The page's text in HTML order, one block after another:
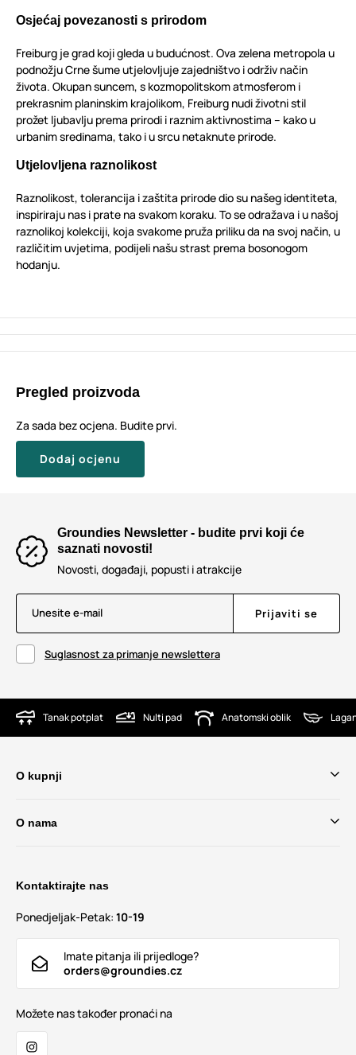
Osjećaj povezanosti s prirodom
Freiburg je grad koji gleda u budućnost. Ova zelena metropola u
podnožju Crne šume utjelovljuje zajedništvo i održiv način
života. Okupan suncem, s kozmopolitskom atmosferom i
prekrasnim planinskim krajolikom, Freiburg nudi životni stil
prožet ljubavlju prema prirodi i raznim aktivnostima – kako u
urbanim sredinama, tako i u srcu netaknute prirode.
Utjelovljena raznolikost
Raznolikost, tolerancija i zaštita prirode dio su našeg identiteta,
inspiriraju nas i prate na svakom koraku. To se odražava i u našoj
raznolikoj kolekciji, koja svakome pruža priliku da na svoj način, u
različitim uvjetima, podijeli našu strast prema bosonogom
hodanju.
Pregled proizvoda
Za sada bez ocjena. Budite prvi.
Dodaj ocjenu
Groundies Newsletter - budite prvi koji će
saznati novosti!
Novosti, događaji, popusti i atrakcije
Unesite e-mail Prijaviti se
Suglasnost za primanje newslettera
Tanak potplat Nulti pad Anatomski oblik
O kupnji
O nama
Kontaktirajte nas
Ponedjeljak-Petak: 10-19
Imate pitanja ili prijedloge?
orders@groundies.cz
Možete nas također pronaći na